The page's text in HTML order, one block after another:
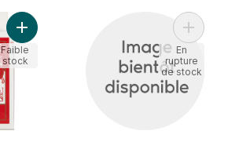
Ajouter Cartes à jouer au panier
Faible
stock
Ajouter
En
rupture
de stock